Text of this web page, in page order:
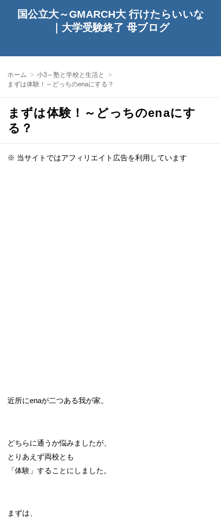
国公立大～GMARCH大 行けたらいいな
｜大学受験終了 母ブログ
ホーム
小3～塾と学校と生活と
まずは体験！～どっちのenaにする？
まずは体験！～どっちのenaにす
る？
※ 当サイトではアフィリエイト広告を利用しています
近所にenaが二つある我が家。
どちらに通うか悩みましたが、
とりあえず両校とも
「体験」することにしました。
まずは、